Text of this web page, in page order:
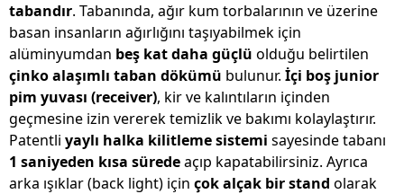
tabandır. Tabanında, ağır kum torbalarının ve üzerine
basan insanların ağırlığını taşıyabilmek için
alüminyumdan beş kat daha güçlü olduğu belirtilen
çinko alaşımlı taban dökümü bulunur. İçi boş junior
pim yuvası (receiver), kir ve kalıntıların içinden
geçmesine izin vererek temizlik ve bakımı kolaylaştırır.
Patentli yaylı halka kilitleme sistemi sayesinde tabanı
1 saniyeden kısa süredeaçıp kapatabilirsiniz. Ayrıca
arka ışıklar (back light) için çok alçak bir stand olarak